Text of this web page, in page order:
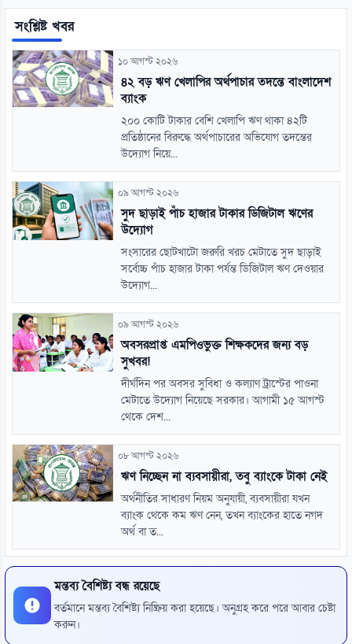
সংশ্লিষ্ট খবর
১০ আগস্ট ২০২৬
৪২ বড় ঋণ খেলাপির অর্থপাচার তদন্তে বাংলাদেশ
ব্যাংক
২০০ কোটি টাকার বেশি খেলাপি ঋণ থাকা ৪২টি
প্রতিষ্ঠানের বিরুদ্ধে অর্থপাচারের অভিযোগ তদন্তের
উদ্যোগ নিয়ে...
০৯ আগস্ট ২০২৬
সুদ ছাড়াই পাঁচ হাজার টাকার ডিজিটাল ঋণের
উদ্যোগ
সংসারের ছোটখাটো জরুরি খরচ মেটাতে সুদ ছাড়াই
সর্বোচ্চ পাঁচ হাজার টাকা পর্যন্ত ডিজিটাল ঋণ দেওয়ার
উদ্যোগ...
০৯ আগস্ট ২০২৬
অবসরপ্রাপ্ত এমপিওভুক্ত শিক্ষকদের জন্য বড়
সুখবর!
দীর্ঘদিন পর অবসর সুবিধা ও কল্যাণ ট্রাস্টের পাওনা
মেটাতে উদ্যোগ নিয়েছে সরকার। আগামী ১৫ আগস্ট
থেকে দেশ...
০৮ আগস্ট ২০২৬
ঋণ নিচ্ছেন না ব্যবসায়ীরা, তবু ব্যাংকে টাকা নেই
অর্থনীতির সাধারণ নিয়ম অনুযায়ী, ব্যবসায়ীরা যখন
ব্যাংক থেকে কম ঋণ নেন, তখন ব্যাংকের হাতে নগদ
অর্থ বা ত...
মন্তব্য বৈশিষ্ট্য বন্ধ রয়েছে
বর্তমানে মন্তব্য বৈশিষ্ট্য নিষ্ক্রিয় করা হয়েছে। অনুগ্রহ করে পরে আবার চেষ্টা
করুন।